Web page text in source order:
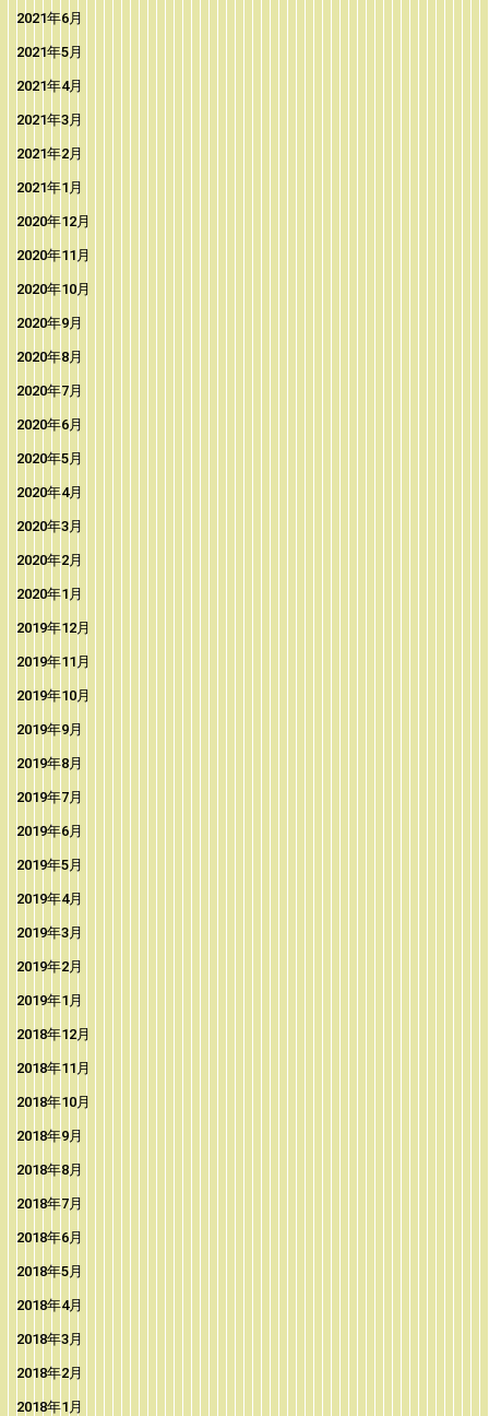
2021年6月
2021年5月
2021年4月
2021年3月
2021年2月
2021年1月
2020年12月
2020年11月
2020年10月
2020年9月
2020年8月
2020年7月
2020年6月
2020年5月
2020年4月
2020年3月
2020年2月
2020年1月
2019年12月
2019年11月
2019年10月
2019年9月
2019年8月
2019年7月
2019年6月
2019年5月
2019年4月
2019年3月
2019年2月
2019年1月
2018年12月
2018年11月
2018年10月
2018年9月
2018年8月
2018年7月
2018年6月
2018年5月
2018年4月
2018年3月
2018年2月
2018年1月